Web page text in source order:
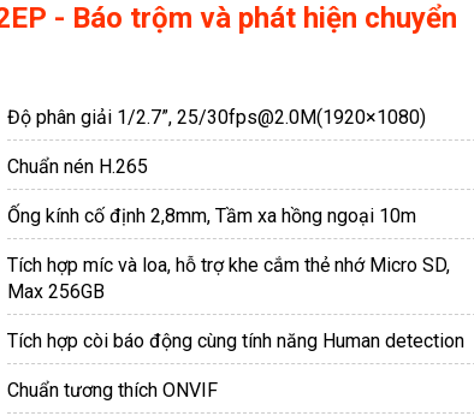
- Báo trộm và phát hiện chuyển
Độ phân giải 1/2.7”, 25/30fps@2.0M(1920×1080)
Chuẩn nén H.265
Ống kính cố định 2,8mm, Tầm xa hồng ngoại 10m
Tích hợp míc và loa, hỗ trợ khe cắm thẻ nhớ Micro SD,
Max 256GB
Tích hợp còi báo động cùng tính năng Human detection
Chuẩn tương thích ONVIF